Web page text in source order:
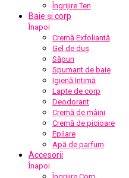
Îngrijire Ten
Baie și corp
Înapoi
Cremă Exfoliantă
Gel de duș
Săpun
Spumant de baie
Igienă Intimă
Lapte de corp
Deodorant
Cremă de mâini
Cremă de picioare
Epilare
Apă de parfum
Accesorii
Înapoi